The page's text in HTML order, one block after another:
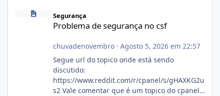
Problema de segurança no csf
Segurança
Problema de segurança no csf
chuvadenovembro· Agosto 5, 2026 em 22:57
Segue url do topico onde está sendo
discutido:
https://www.reddit.com/r/cpanel/s/gHAXKG2u
s2 Vale comentar que é um topico do cpanel...